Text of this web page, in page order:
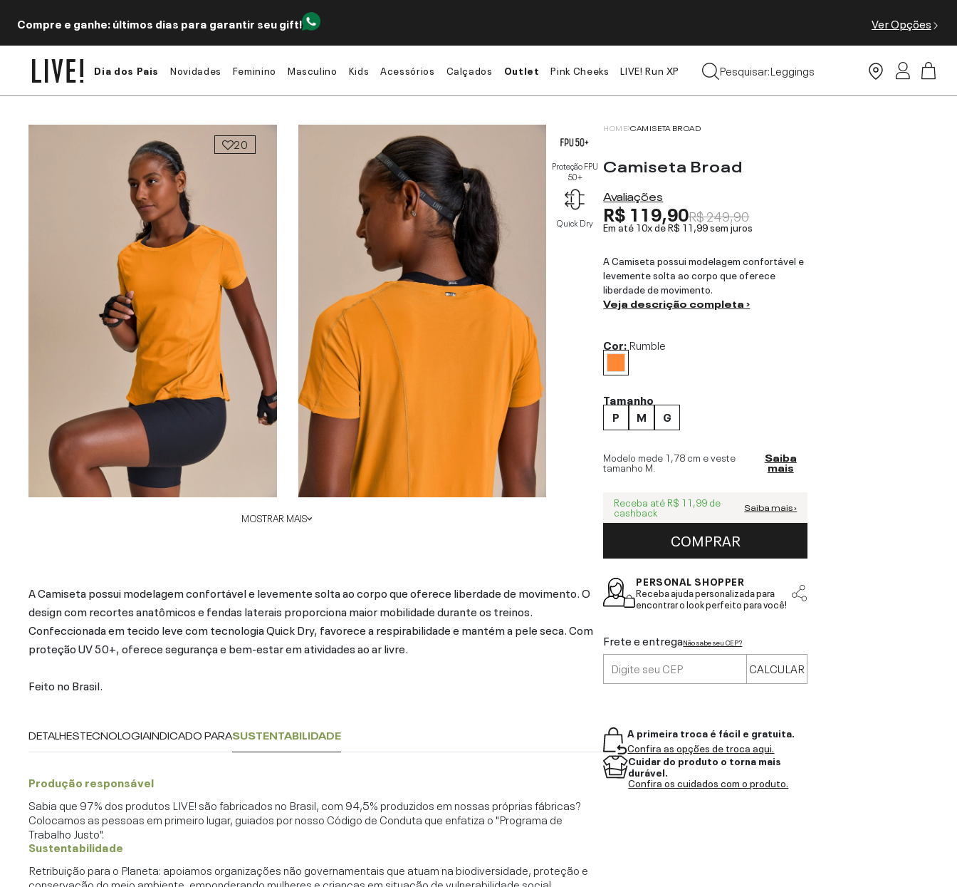
Compre e ganhe: últimos dias para garantir seu gift! Ver Opções
Dia dos Pais Novidades Feminino Masculino Kids Acessórios Calçados Outlet Pink Cheeks LIVE! Run XP
Pesquisar:
Tops
Leggings
20
MOSTRAR MAIS
Proteção FPU
50+
Quick Dry
A Camiseta possui modelagem confortável e levemente solta ao corpo que oferece liberdade de movimento. O
design com recortes anatômicos e fendas laterais proporciona maior mobilidade durante os treinos.
Confeccionada em tecido leve com tecnologia Quick Dry, favorece a respirabilidade e mantém a pele seca. Com
proteção UV 50+, oferece segurança e bem-estar em atividades ao ar livre.
Feito no Brasil.
DETALHESTECNOLOGIAINDICADO PARASUSTENTABILIDADE
Produção responsável
Sabia que 97% dos produtos LIVE! são fabricados no Brasil, com 94,5% produzidos em nossas próprias fábricas?
Colocamos as pessoas em primeiro lugar, guiados por nosso Código de Conduta que enfatiza o "Programa de
Trabalho Justo".
Sustentabilidade
Retribuição para o Planeta: apoiamos organizações não governamentais que atuam na biodiversidade, proteção e
conservação do meio ambiente, emponderando mulheres e crianças em situação de vulnerabilidade social.
HOME CAMISETA BROAD
Camiseta Broad
Avaliações
R$ 119,90R$ 249,90
Em até 10x deR$ 11,99sem juros
A Camiseta possui modelagem confortável e
levemente solta ao corpo que oferece
liberdade de movimento.
Veja descrição completa ›
Cor:Rumble
Tamanho
P
M G
Modelo mede 1,78 cm e veste
tamanho M
Saiba
mais
Receba até R$ 11,99 de
cashback Saiba mais ›
COMPRAR
PERSONAL SHOPPER
Receba ajuda personalizada para
encontrar o look perfeito para você!
Frete e entregaNão sabe seu CEP?
CALCULAR
A primeira troca é fácil e gratuita.
Confira as opções de troca aqui.
Cuidar do produto o torna mais
durável.
Confira os cuidados com o produto.